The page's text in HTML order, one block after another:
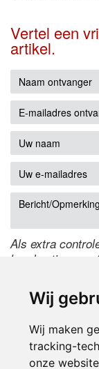
Wij
Wij maken
tracking-
onze
Vertel een
artikel.
Als extra
handmatige
de code te